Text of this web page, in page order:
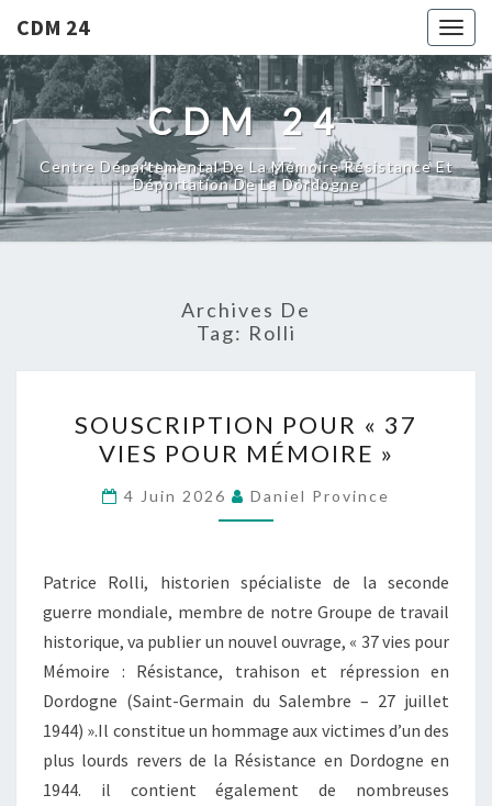
CDM 24
CDM 24
Centre Départemental De La Mémoire Résistance Et
Déportation De La Dordogne
Archives De
Tag: Rolli
O
U
S
C
I
P
T
I
O
N
P
O
SOUSCRIPTION POUR « 37
VIES POUR MÉMOIRE »
4 Juin 2026 Daniel Province
Patrice Rolli, historien spécialiste de la seconde
guerre mondiale, membre de notre Groupe de travail
historique, va publier un nouvel ouvrage, « 37 vies pour
Mémoire : Résistance, trahison et répression en
Dordogne (Saint-Germain du Salembre – 27 juillet
1944) ».Il constitue un hommage aux victimes d’un des
plus lourds revers de la Résistance en Dordogne en
1944. il contient également de nombreuses